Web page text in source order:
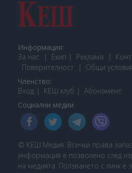
Информация:
За нас
Екип Реклама
Поверителност
Общи
Членство:
Вход
КЕШ клуб Абонамент
Социални медии
© КЕШ Медия. Всички права
информация е позволено след
на медията. Ползването с линк е